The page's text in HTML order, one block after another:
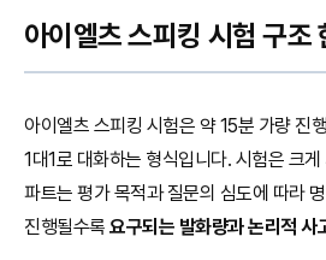
아이엘츠 스피킹 시험 구조
아이엘츠 스피킹 시험은 약 15분 가량 진
1대1로 대화하는 형식입니다. 시험은 크
파트는 평가 목적과 질문의 심도에 따라
진행될수록요구되는 발화량과 논리적 사